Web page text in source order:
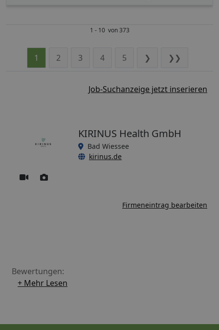
1 - 10 von 373
1 2 3 4 5 ❯ ❯❯
Job-Suchanzeige jetzt inserieren
KIRINUS Health GmbH
Bad Wiessee
kirinus.de
Firmeneintrag bearbeiten
Bewertungen:
+ Mehr Lesen